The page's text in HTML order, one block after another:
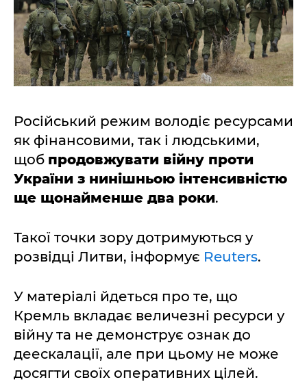
Російський режим володіє ресурсами
як фінансовими, так і людськими,
щоб продовжувати війну проти
України з нинішньою інтенсивністю
ще щонайменше два роки.
Такої точки зору дотримуються у
розвідці Литви, інформує Reuters.
У матеріалі йдеться про те, що
Кремль вкладає величезні ресурси у
війну та не демонструє ознак до
деескалації, але при цьому не може
досягти своїх оперативних цілей.